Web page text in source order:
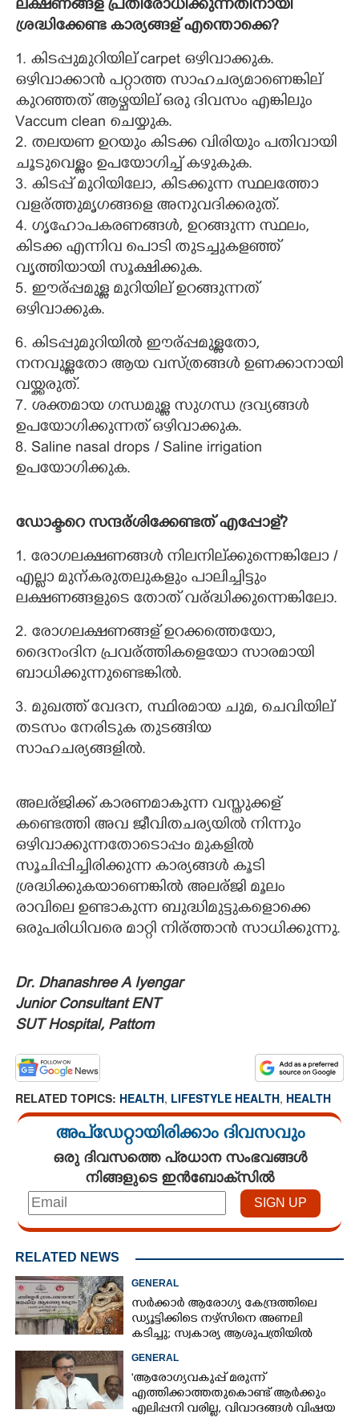
ലക്ഷണങ്ങള് പ്രതിരോധിക്കുന്നതിനായി
ശ്രദ്ധിക്കേണ്ട കാര്യങ്ങള് എന്തൊക്കെ?
1. കിടപ്പുമുറിയില് carpet ഒഴിവാക്കുക.
ഒഴിവാക്കാൻ പറ്റാത്ത സാഹചര്യമാണെങ്കില്
കുറഞ്ഞത് ആഴ്ചയില് ഒരു ദിവസം എങ്കിലും
Vaccum clean ചെയ്യുക.
2. തലയണ ഉറയും കിടക്ക വിരിയും പതിവായി
ചൂടുവെള്ളം ഉപയോഗിച്ച് കഴുകുക.
3. കിടപ്പ് മുറിയിലോ, കിടക്കുന്ന സ്ഥലത്തോ
വളര്ത്തുമൃഗങ്ങളെ അനുവദിക്കരുത്.
4. ഗൃഹോപകരണങ്ങൾ, ഉറങ്ങുന്ന സ്ഥലം,
കിടക്ക എന്നിവ പൊടി തുടച്ചുകളഞ്ഞ്
വൃത്തിയായി സൂക്ഷിക്കുക.
5. ഈര്പ്പമുള്ള മുറിയില് ഉറങ്ങുന്നത്
ഒഴിവാക്കുക.
6. കിടപ്പുമുറിയിൽ ഈര്പ്പമുള്ളതോ,
നനവുള്ളതോ ആയ വസ്ത്രങ്ങൾ ഉണക്കാനായി
വയ്ക്കരുത്.
7. ശക്തമായ ഗന്ധമുള്ള സുഗന്ധ ദ്രവ്യങ്ങൾ
ഉപയോഗിക്കുന്നത് ഒഴിവാക്കുക.
8. Saline nasal drops / Saline irrigation
ഉപയോഗിക്കുക.
ഡോക്ടറെ സന്ദര്ശിക്കേണ്ടത് എപ്പോള്?
1. രോഗലക്ഷണങ്ങൾ നിലനില്ക്കുന്നെങ്കിലോ /
എല്ലാ മുന്കരുതലുകളും പാലിച്ചിട്ടും
ലക്ഷണങ്ങളുടെ തോത് വര്ദ്ധിക്കുന്നെങ്കിലോ.
2. രോഗലക്ഷണങ്ങള് ഉറക്കത്തെയോ,
ദൈനംദിന പ്രവര്ത്തികളെയോ സാരമായി
ബാധിക്കുന്നുണ്ടെങ്കിൽ.
3. മുഖത്ത് വേദന, സ്ഥിരമായ ചുമ, ചെവിയില്
തടസം നേരിടുക തുടങ്ങിയ
സാഹചര്യങ്ങളിൽ.
അലര്ജിക്ക് കാരണമാകുന്ന വസ്തുക്കള്
കണ്ടെത്തി അവ ജീവിതചര്യയിൽ നിന്നും
ഒഴിവാക്കുന്നതോടൊപ്പം മുകളിൽ
സൂചിപ്പിച്ചിരിക്കുന്ന കാര്യങ്ങൾ കൂടി
ശ്രദ്ധിക്കുകയാണെങ്കിൽ അലര്ജി മൂലം
രാവിലെ ഉണ്ടാകുന്ന ബുദ്ധിമുട്ടുകളൊക്കെ
ഒരുപരിധിവരെ മാറ്റി നിര്ത്താൻ സാധിക്കുന്നു.
Dr. Dhanashree A Iyengar
Junior Consultant ENT
SUT Hospital, Pattom
RELATED TOPICS: HEALTH, LIFESTYLE HEALTH, HEALTH
അപ്ഡേറ്റായിരിക്കാം ദിവസവും
ഒരു ദിവസത്തെ പ്രധാന സംഭവങ്ങൾ
നിങ്ങളുടെ ഇൻബോക്സിൽ
RELATED NEWS
GENERAL
സർക്കാർ ആരോഗ്യ കേന്ദ്രത്തിലെ
ഡ്യൂട്ടിക്കിടെ നഴ്സിനെ അണലി
കടിച്ചു; സ്വകാര്യ ആശുപത്രിയിൽ
GENERAL
'ആരോഗ്യവകുപ്പ് മരുന്ന്
എത്തിക്കാത്തതുകൊണ്ട് ആർക്കും
എലിപ്പനി വരില്ല, വിവാദങ്ങൾ വിഷയ